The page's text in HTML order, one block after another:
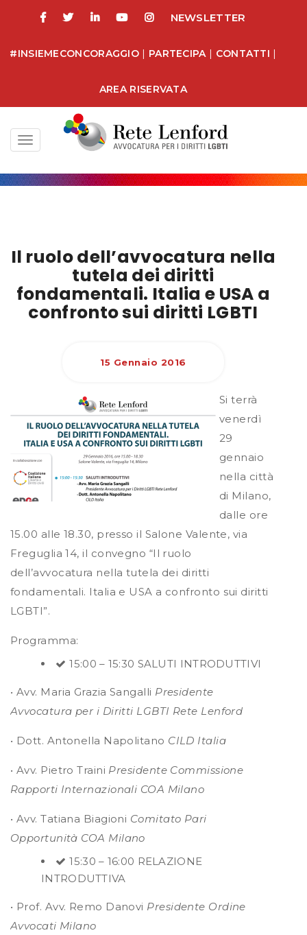
NEWSLETTER
#INSIEMECONCORAGGIO | PARTECIPA | CONTATTI |
AREA RISERVATA
Toggle
navigation
Il ruolo dell’avvocatura nella
tutela dei diritti
fondamentali. Italia e USA a
confronto sui diritti LGBTI
15 Gennaio 2016
Si terrà
venerdì
29
gennaio
nella città
di Milano,
dalle ore
15.00 alle 18.30, presso il Salone Valente, via
Freguglia 14, il convegno “Il ruolo
dell’avvocatura nella tutela dei diritti
fondamentali. Italia e USA a confronto sui diritti
LGBTI”.
Programma:
15:00 – 15:30 SALUTI INTRODUTTIVI
• Avv. Maria Grazia Sangalli Presidente
Avvocatura per i Diritti LGBTI Rete Lenford
• Dott. Antonella Napolitano CILD Italia
• Avv. Pietro Traini Presidente Commissione
Rapporti Internazionali COA Milano
• Avv. Tatiana Biagioni Comitato Pari
Opportunità COA Milano
15:30 – 16:00 RELAZIONE
INTRODUTTIVA
• Prof. Avv. Remo Danovi Presidente Ordine
Avvocati Milano